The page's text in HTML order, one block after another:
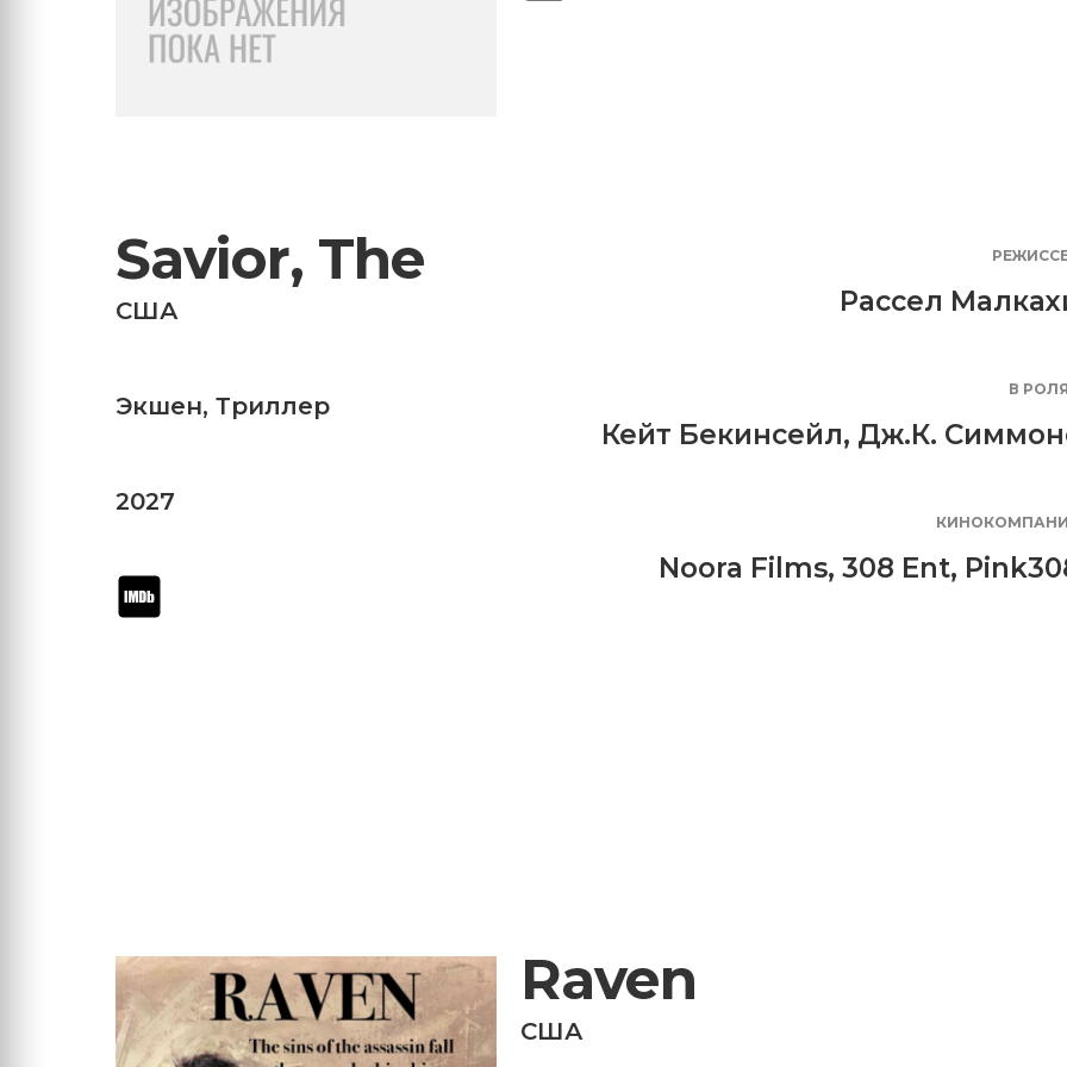
Savior, The
США
Экшен, Триллер
2027
Рассел
В
Кейт Бекинсейл, Дж.К.
Noora Films, 308 Ent,
Raven
США